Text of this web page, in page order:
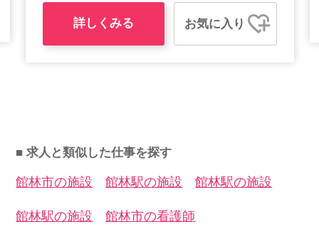
詳しくみる お気に入り
■ 求人と類似した仕事を探す
館林市の施設 館林駅の施設 館林駅の施設
館林駅の施設 館林市の看護師